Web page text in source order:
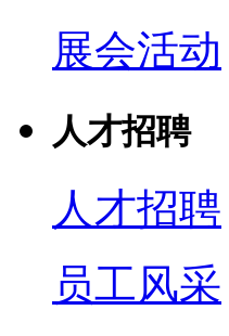
展会活动
人才招聘
人才招聘
员工风采